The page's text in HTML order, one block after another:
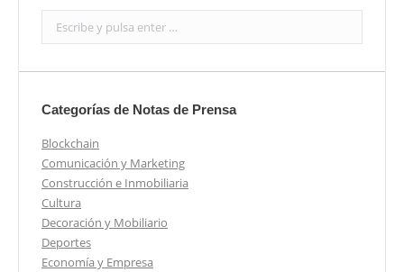
Categorías de Notas de Prensa
Blockchain
Comunicación y Marketing
Construcción e Inmobiliaria
Cultura
Decoración y Mobiliario
Deportes
Economía y Empresa